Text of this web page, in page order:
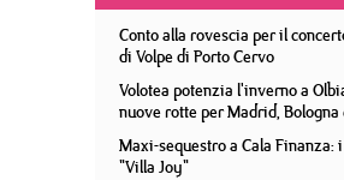
Conto alla rovescia per il
di Volpe di Porto Cervo
Volotea potenzia l'inverno a
nuove rotte per Madrid, Bologna
Maxi-sequestro a Cala Finanza:
"Villa Joy"